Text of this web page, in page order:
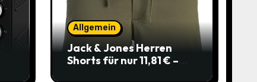
Allgemein
Jack & Jones Herren
Shorts für nur 11,81 € –